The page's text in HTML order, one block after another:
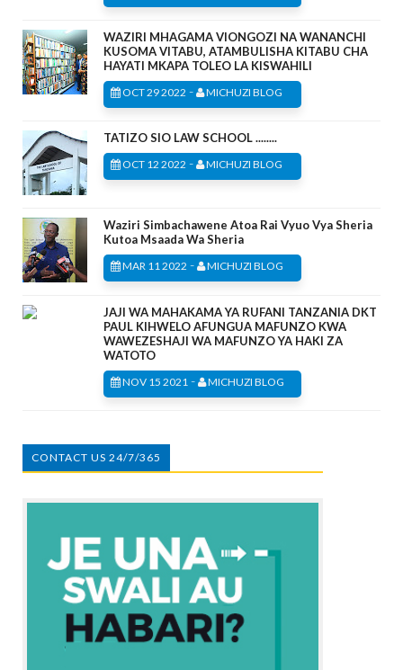
WAZIRI MHAGAMA VIONGOZI NA WANANCHI
KUSOMA VITABU, ATAMBULISHA KITABU CHA
HAYATI MKAPA TOLEO LA KISWAHILI
OCT 29 2022 - MICHUZI BLOG
TATIZO SIO LAW SCHOOL ........
OCT 12 2022 - MICHUZI BLOG
Waziri Simbachawene Atoa Rai Vyuo Vya Sheria
Kutoa Msaada Wa Sheria
MAR 11 2022 - MICHUZI BLOG
JAJI WA MAHAKAMA YA RUFANI TANZANIA DKT
PAUL KIHWELO AFUNGUA MAFUNZO KWA
WAWEZESHAJI WA MAFUNZO YA HAKI ZA
WATOTO
NOV 15 2021 - MICHUZI BLOG
CONTACT US 24/7/365